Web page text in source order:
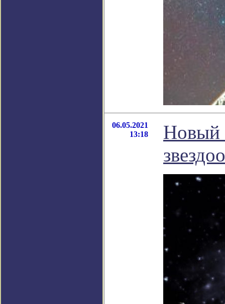
06.05.2021
13:18
Новый